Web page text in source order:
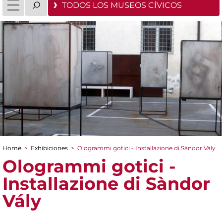
TODOS LOS MUSEOS CÍVICOS
You are here
Home > Exhibiciones > Ologrammi gotici - Installazione di Sàndor Vály
Ologrammi gotici -
Installazione di Sàndor
Vály